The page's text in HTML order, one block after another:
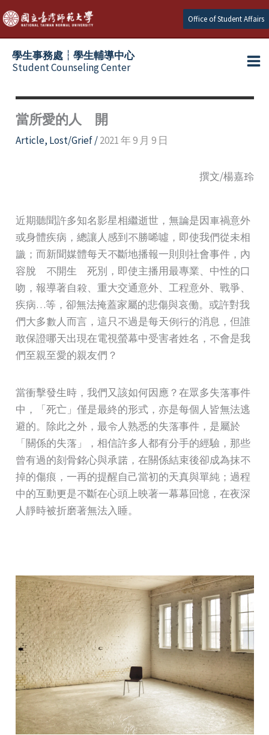
Skip
to
content
Office of Student Affairs
學生事務處┆學生輔導中心
Student Counseling Center
當所愛的人離開
Article, Lost/Grief/2021 年 9 月 9 日
撰文/楊嘉玲
近期聽聞許多知名影星相繼逝世，無論是因車禍意外
或身體疾病，總讓人感到不勝唏噓，即使我們從未相
識；而新聞媒體每天不斷地播報一則則社會事件，內
容脫離不開生離死別，即使主播用最專業、中性的口
吻，報導著自殺、重大交通意外、工程意外、戰爭、
疾病…等，卻無法掩蓋家屬的悲傷與哀働。或許對我
們大多數人而言，這只不過是每天例行的消息，但誰
敢保證哪天出現在電視螢幕中受害者姓名，不會是我
們至親至愛的親友們？
當衝擊發生時，我們又該如何因應？在眾多失落事件
中，「死亡」僅是最終的形式，亦是每個人皆無法逃
避的。除此之外，最令人熟悉的失落事件，是屬於
「關係的失落」，相信許多人都有分手的經驗，那些
曾有過的刻骨銘心與承諾，在關係結束後卻成為抹不
掉的傷痕，一再的提醒自己當初的天真與單純；過程
中的互動更是不斷在心頭上映著一幕幕回憶，在夜深
人靜時被折磨著無法入睡。